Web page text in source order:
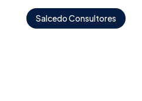
Salcedo Consultores